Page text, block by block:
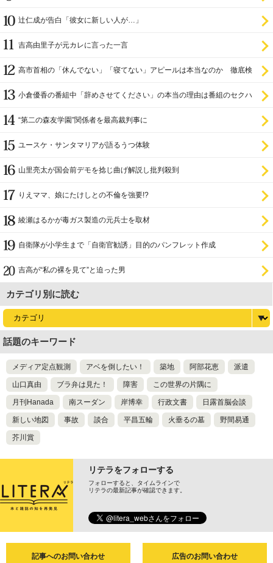
辻仁成が告白「彼女に新しい人が…」
吉高由里子が元カレに言った一言
高市首相の「休んでない」「寝てない」アピールは本当なのか 徹底検
小倉優香の番組中「辞めさせてください」の本当の理由は番組のセクハ
“第二の森友学園”関係者を最高裁判事に
ユースケ・サンタマリアが語るうつ体験
山里亮太が国会前デモを捻じ曲げ解説し批判殺到
りえママ、娘にたけしとの不倫を強要!?
綾瀬はるかが毒ガス製造の元兵士を取材
自衛隊が小学生まで「自衛官勧誘」目的のパンフレット作成
吉高が“私の裸を見て”と迫った男
カテゴリ別に読む
話題のキーワード
メディア定点観測 アベを倒したい！ 築地 阿部花恵 派遣
山口真由 ブラ弁は見た！ 障害 この世界の片隅に
月刊Hanada 南スーダン 岸博幸 行政文書 日露首脳会談
新しい地図 事故 談合 平昌五輪 火垂るの墓 野間易通
芥川賞
リテラをフォローする
フォローすると、タイムラインで
リテラの最新記事が確認できます。
記事へのお問い合わせ 広告のお問い合わせ